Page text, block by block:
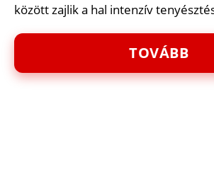
között zajlik a hal intenzív
TOVÁBB